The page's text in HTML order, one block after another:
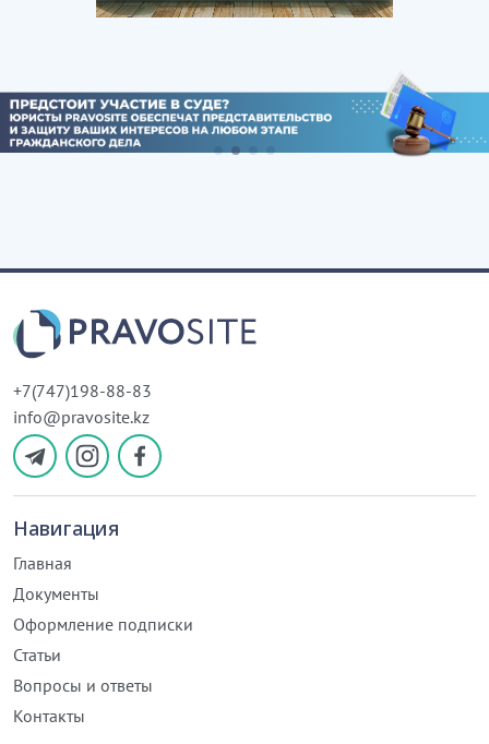
+7(747)198-88-83
info@pravosite.kz
Навигация
Главная
Документы
Оформление подписки
Статьи
Вопросы и ответы
Контакты